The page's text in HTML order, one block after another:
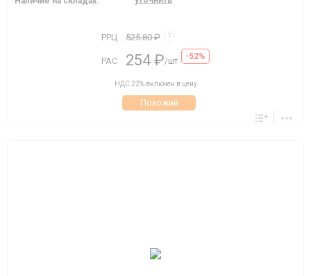
РРЦ 525.80 ₽ ?
РАС 254 ₽/шт -52%
НДС 22% включен в цену
Похожий